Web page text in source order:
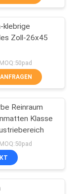
85
des
55
klebrige
Zoll-26x45
Reinraum
Klasse